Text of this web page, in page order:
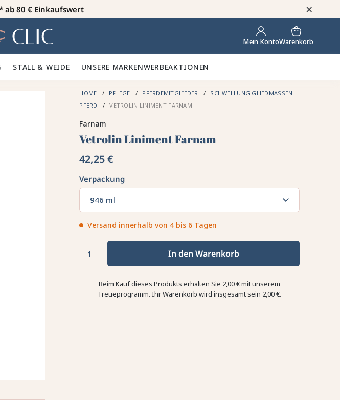
ab 80 € Einkaufswert ×
Mein KontoWarenkorb
STALL & WEIDE 🍃 UNSERE MARKENWERBEAKTIONEN
HOME PFLEGE PFERDEMITGLIEDER
SCHWELLUNG GLIEDMASSEN P
FERD
VETROLIN LINIMENT FARNAM
Farnam
Vetrolin Liniment Farnam
42,25 €
Verpackung
946 ml
Versand innerhalb von 4 bis 6 Tagen
In den Warenkorb
Beim Kauf dieses Produkts erhalten Sie 2,00 €mit unserem
Treueprogramm. Ihr Warenkorb wird insgesamt sein 2,00 €.